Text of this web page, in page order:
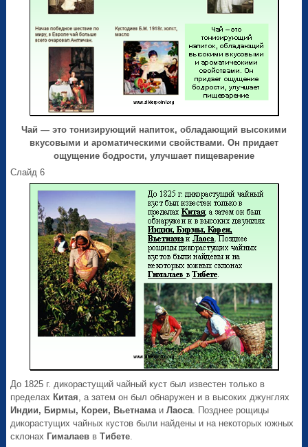
Чай — это тонизирующий напиток, обладающий высокими
вкусовыми и ароматическими свойствами. Он придает
ощущение бодрости, улучшает пищеварение
Слайд 6
До 1825 г. дикорастущий чайный куст был известен только в
пределах Китая, а затем он был обнаружен и в высоких джунглях
Индии, Бирмы, Кореи, ВьетнамаиЛаоса. Позднее рощицы
дикорастущих чайных кустов были найдены и на некоторых южных
склонах Гималаев вТибете.